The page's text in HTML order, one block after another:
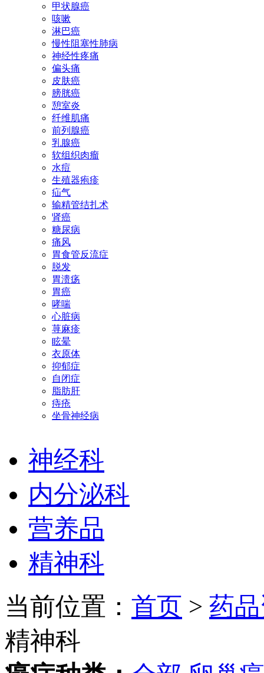
甲状腺癌
咳嗽
淋巴癌
慢性阻塞性肺病
神经性疼痛
偏头痛
皮肤癌
膀胱癌
憩室炎
纤维肌痛
前列腺癌
乳腺癌
软组织肉瘤
水痘
生殖器疱疹
疝气
输精管结扎术
肾癌
糖尿病
痛风
胃食管反流症
脱发
胃溃疡
胃癌
哮喘
心脏病
荨麻疹
眩晕
衣原体
抑郁症
自闭症
脂肪肝
痔疮
坐骨神经病
神经科
内分泌科
营养品
精神科
当前位置： 首页 > 药
精神科